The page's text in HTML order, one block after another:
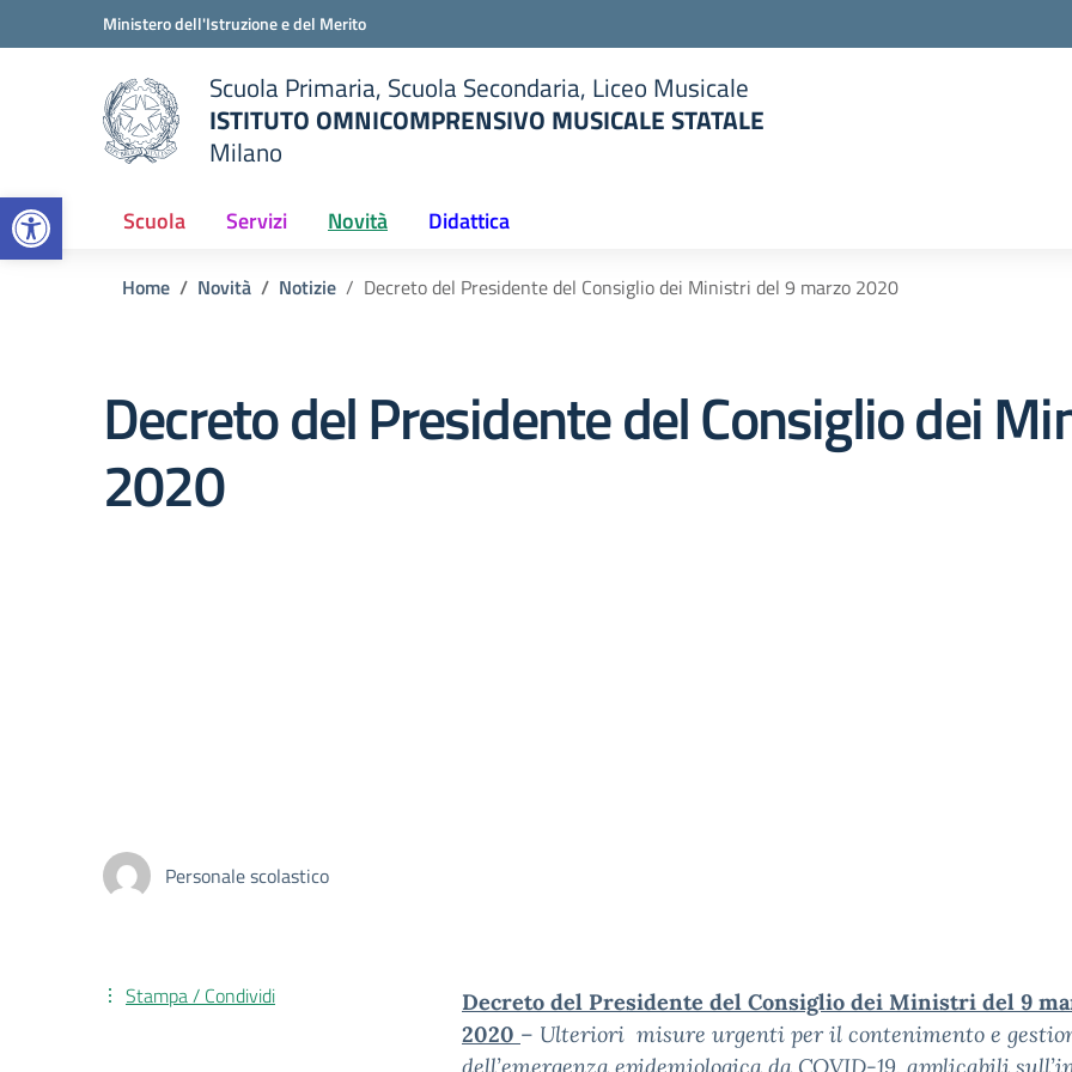
Open toolbar
Vai ai contenuti
Vai al menu di navigazioneMinistero dell'Istruzione e del Merito
scuola
Scuola Primaria, Scuola Secondaria, Liceo Musicale
ISTITUTO OMNICOMPRENSIVO MUSICALE STATALE
Milano
Scuola Servizi Novità Didattica
Home Novità Notizie Decreto del Presidente del Consiglio dei Ministri del 9 marzo 2020
Decreto del Presidente del Consiglio dei
2020
Personale scolastico
Decreto del Presidente del Consiglio dei Ministri del 9
2020 – Ulteriori misure urgenti per il contenimento e
Stampa / Condividi